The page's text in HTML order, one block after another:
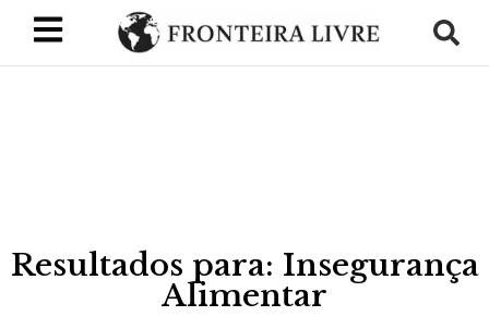
Resultados para: Insegurança
Alimentar